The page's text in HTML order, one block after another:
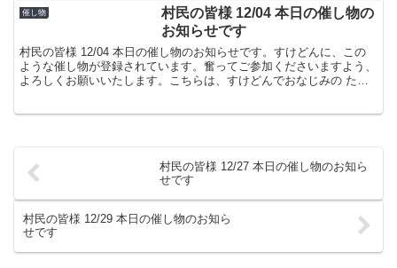
催し物
村民の皆様 12/04 本日の催し物の
お知らせです
村民の皆様 12/04 本日の催し物のお知らせです。すけどんに、この
ような催し物が登録されています。奮ってご参加くださいますよう、
よろしくお願いいたします。こちらは、すけどんでおなじみの たま
村民の皆様 12/27 本日の催し物のお知ら
せです
村民の皆様 12/29 本日の催し物のお知ら
せです